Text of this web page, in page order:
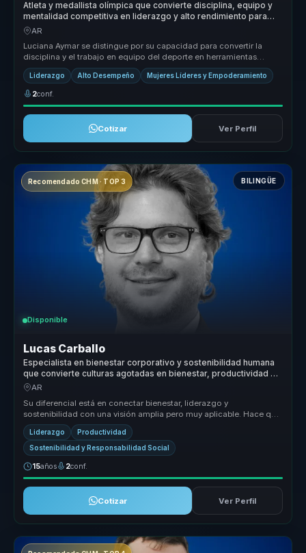
Atleta y medallista olímpica que convierte disciplina, equipo y
mentalidad competitiva en liderazgo y alto rendimiento para
organizaciones.
AR
Luciana Aymar se distingue por su capacidad para convertir la
disciplina y el trabajo en equipo del deporte en herramientas
poderosas par...
Liderazgo Alto Desempeño Mujeres Líderes y Empoderamiento
2conf.
Cotizar Ver Perfil
Recomendado CHM · TOP 3 BILINGÜE
Disponible
Lucas Carballo
Especialista en bienestar corporativo y sostenibilidad humana
que convierte culturas agotadas en bienestar, productividad y
entornos sostenibles para equipos.
AR
Su diferencial está en conectar bienestar, liderazgo y
sostenibilidad con una visión amplia pero muy aplicable. Hace que
cultura, clima y...
Liderazgo Productividad
Sostenibilidad y Responsabilidad Social
15años 2conf.
Cotizar Ver Perfil